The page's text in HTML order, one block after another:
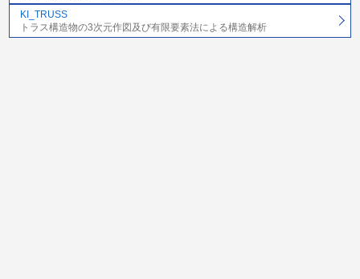
KI_TRUSS
トラス構造物の3次元作図及び有限要素法による構造解析